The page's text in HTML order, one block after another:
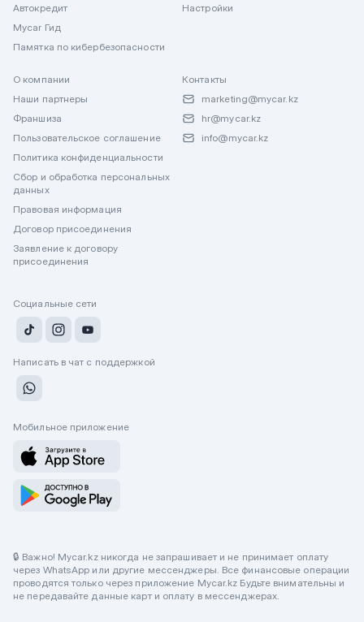
Автокредит
Mycar Гид
Памятка по кибербезопасности
Настройки
О компании
Наши партнеры
Франшиза
Пользовательское соглашение
Политика конфиденциальности
Сбор и обработка персональных
данных
Правовая информация
Договор присоединения
Заявление к договору
присоединения
Контакты
marketing@mycar.kz
hr@mycar.kz
info@mycar.kz
Социальные сети
Написать в чат с поддержкой
Мобильное приложение
🔒 Важно! Mycar.kz никогда не запрашивает и не принимает оплату
через WhatsApp или другие мессенджеры. Все финансовые операции
проводятся только через приложение Mycar.kz Будьте внимательны и
не передавайте данные карт и оплату в мессенджерах.